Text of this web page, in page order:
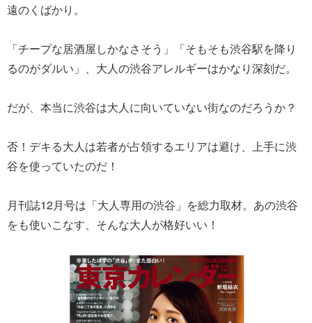
遠のくばかり。
「チープな居酒屋しかなさそう」「そもそも渋谷駅を降り
るのがダルい」、大人の渋谷アレルギーはかなり深刻だ。
だが、本当に渋谷は大人に向いていない街なのだろうか？
否！デキる大人は若者が占領するエリアは避け、上手に渋
谷を使っていたのだ！
月刊誌12月号は「大人専用の渋谷」を総力取材。あの渋谷
をも使いこなす、そんな大人が格好いい！